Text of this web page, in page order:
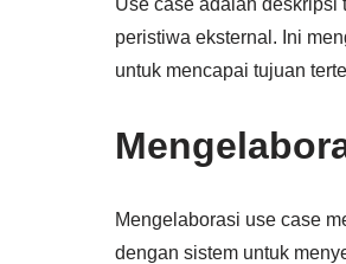
Use case adalah deskripsi
peristiwa eksternal. Ini
untuk mencapai tujuan
Mengelaborasi use case
dengan sistem untuk